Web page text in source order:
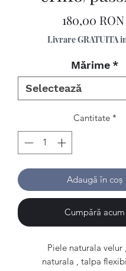
180,00 RON
Livrare GRATUITA
Mărime *
Cantitate *
Adaugă în coș
Cumpără acum
Piele naturala velur
naturala , talpa